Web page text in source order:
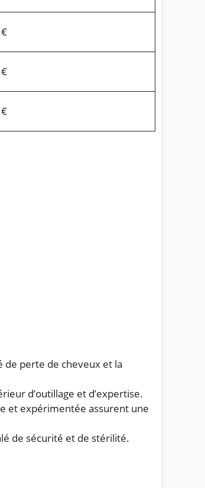
perte de cheveux et la
d’outillage et d’expertise.
et expérimentée assurent une
de sécurité et de stérilité.